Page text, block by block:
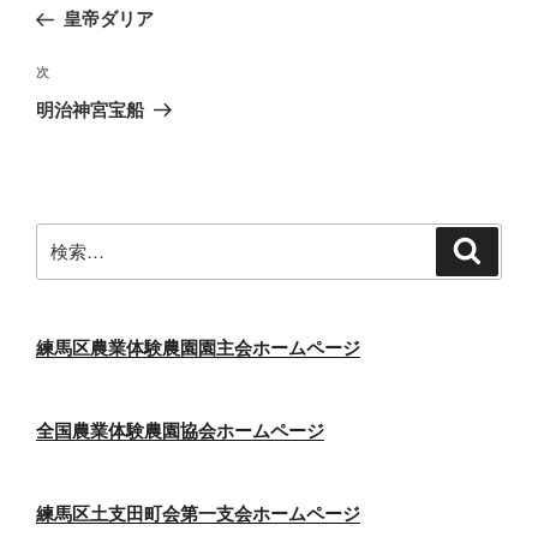
ナ
ビ
ゲ
ン
の
稿
皇帝ダリア
次
の
次
明治神宮宝船
索:
練馬区農業体験農園園主会ホームページ
全国農業体験農園協会ホームページ
練馬区土支田町会第一支会ホームページ